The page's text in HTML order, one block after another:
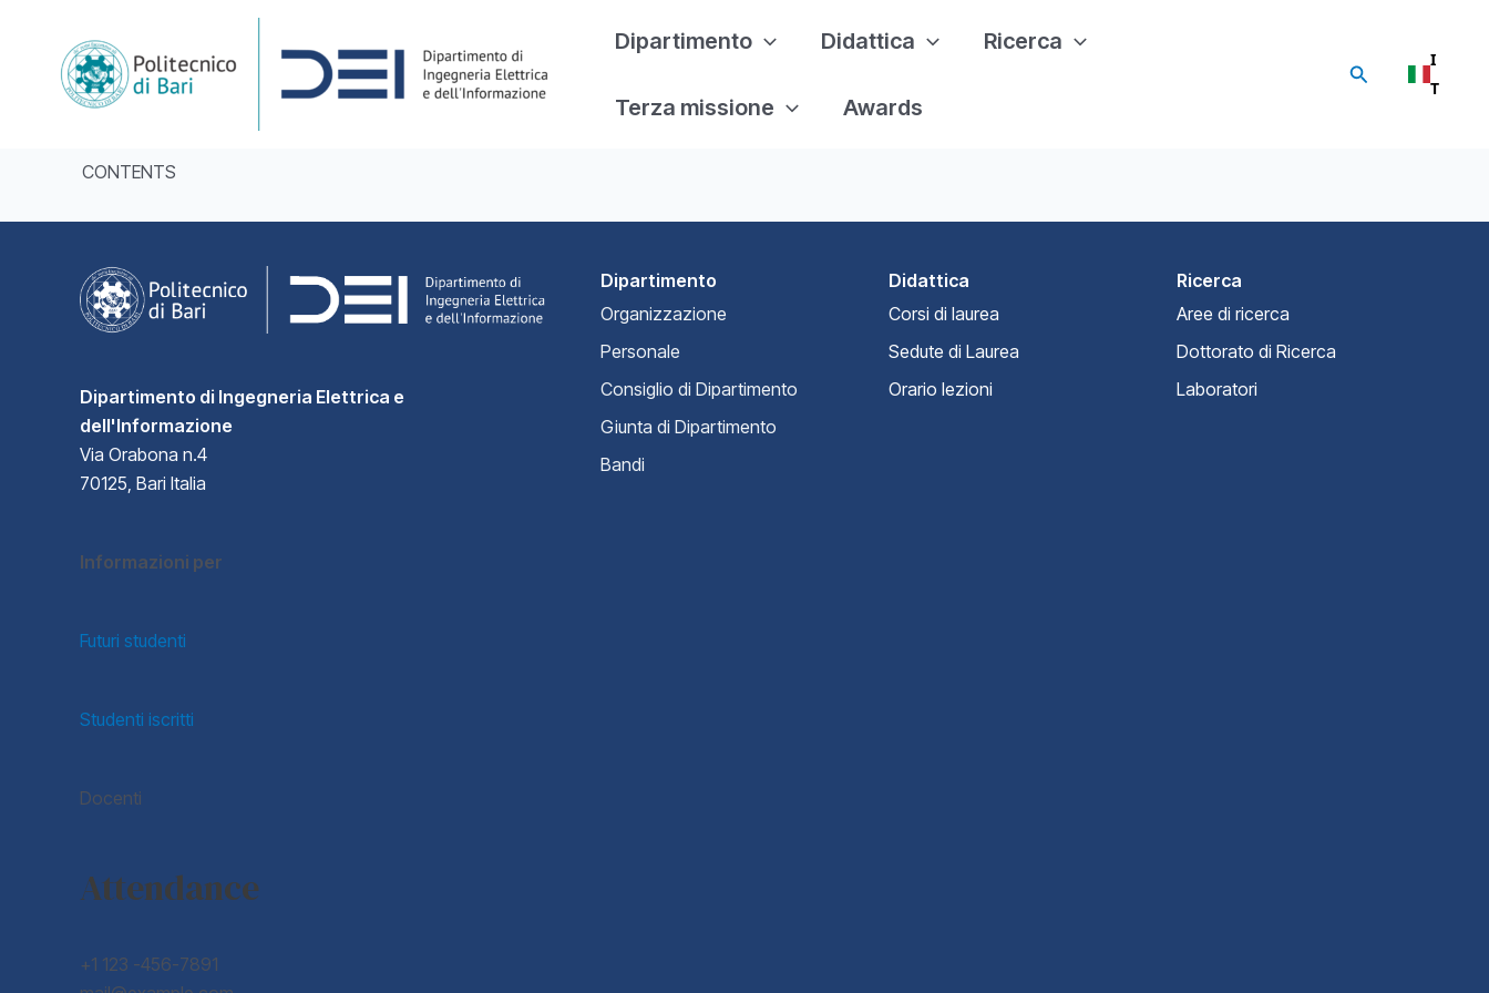
Dipartimento Didattica Ricerca
Terza missione Awards
Search
I
T
CONTENTS
Dipartimento di Ingegneria Elettrica e
dell'Informazione
Via Orabona n.4
70125, Bari Italia
Informazioni per
Futuri studenti
Studenti iscritti
Docenti
Attendance
+1 123 -456-7891
Dipartimento
Organizzazione
Personale
Consiglio di Dipartimento
Giunta di Dipartimento
Bandi
Didattica
Corsi di laurea
Sedute di Laurea
Orario lezioni
Ricerca
Aree di ricerca
Dottorato di Ricerca
Laboratori